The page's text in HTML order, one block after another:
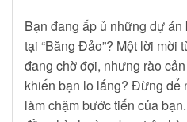
Bạn đang ấp ủ những dự
tại “Băng Đảo”? Một lời mời
đang chờ đợi, nhưng rào
khiến bạn lo lắng? Đừng để
làm chậm bước tiến của